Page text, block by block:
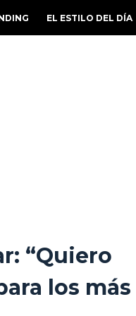
EL ESTILO DEL DÍA
“Quiero
los más